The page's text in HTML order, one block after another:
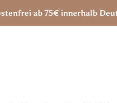
ab 75€ innerhalb